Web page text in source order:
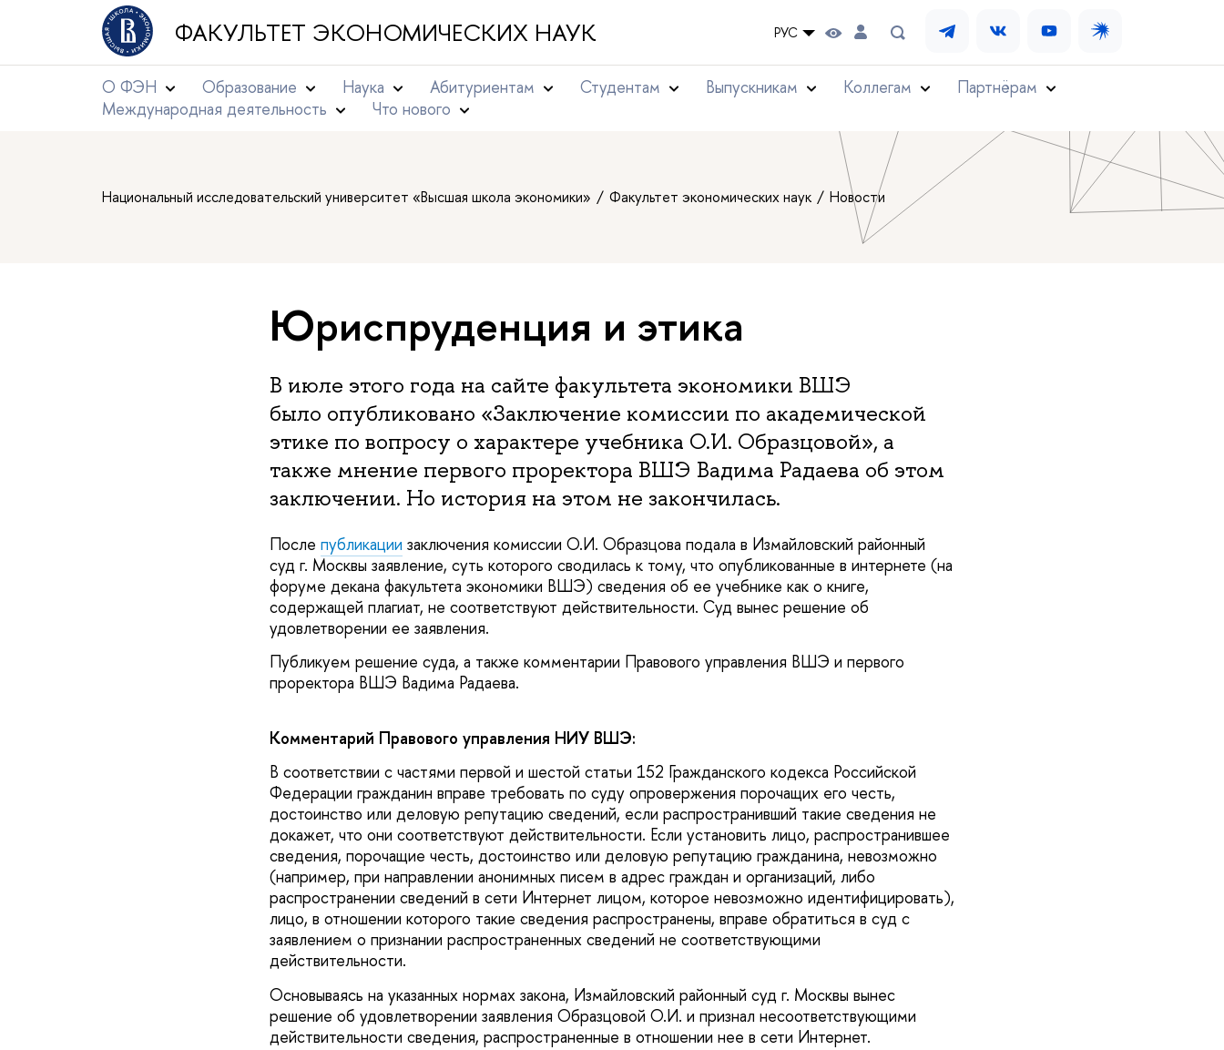
ФАКУЛЬТЕТ ЭКОНОМИЧЕСКИХ НАУК РУС
О ФЭН Образование Наука Абитуриентам Студентам Выпускникам Коллегам
Партнёрам
Международная деятельность
Что нового
Национальный исследовательский университет «Высшая школа экономики» Факультет экономических наук Новости
Юриспруденция и этика
В июле этого года на сайте факультета экономики ВШЭ
было опубликовано «Заключение комиссии по академической
этике по вопросу о характере учебника О.И. Образцовой», а
также мнение первого проректора ВШЭ Вадима Радаева об этом
заключении. Но история на этом не закончилась.
После публикации заключения комиссии О.И. Образцова подала в Измайловский районный
суд г. Москвы заявление, суть которого сводилась к тому, что опубликованные в интернете (на
форуме декана факультета экономики ВШЭ) сведения об ее учебнике как о книге,
содержащей плагиат, не соответствуют действительности. Суд вынес решение об
удовлетворении ее заявления.
Публикуем решение суда, а также комментарии Правового управления ВШЭ и первого
проректора ВШЭ Вадима Радаева.
Комментарий Правового управления НИУ ВШЭ:
В соответствии с частями первой и шестой статьи 152 Гражданского кодекса Российской
Федерации гражданин вправе требовать по суду опровержения порочащих его честь,
достоинство или деловую репутацию сведений, если распространивший такие сведения не
докажет, что они соответствуют действительности. Если установить лицо, распространившее
сведения, порочащие честь, достоинство или деловую репутацию гражданина, невозможно
(например, при направлении анонимных писем в адрес граждан и организаций, либо
распространении сведений в сети Интернет лицом, которое невозможно идентифицировать),
лицо, в отношении которого такие сведения распространены, вправе обратиться в суд с
заявлением о признании распространенных сведений не соответствующими
действительности.
Основываясь на указанных нормах закона, Измайловский районный суд г. Москвы вынес
решение об удовлетворении заявления Образцовой О.И. и признал несоответствующими
действительности сведения, распространенные в отношении нее в сети Интернет.